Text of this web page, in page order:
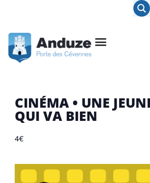
CINÉMA • UNE
QUI VA BIEN
4€